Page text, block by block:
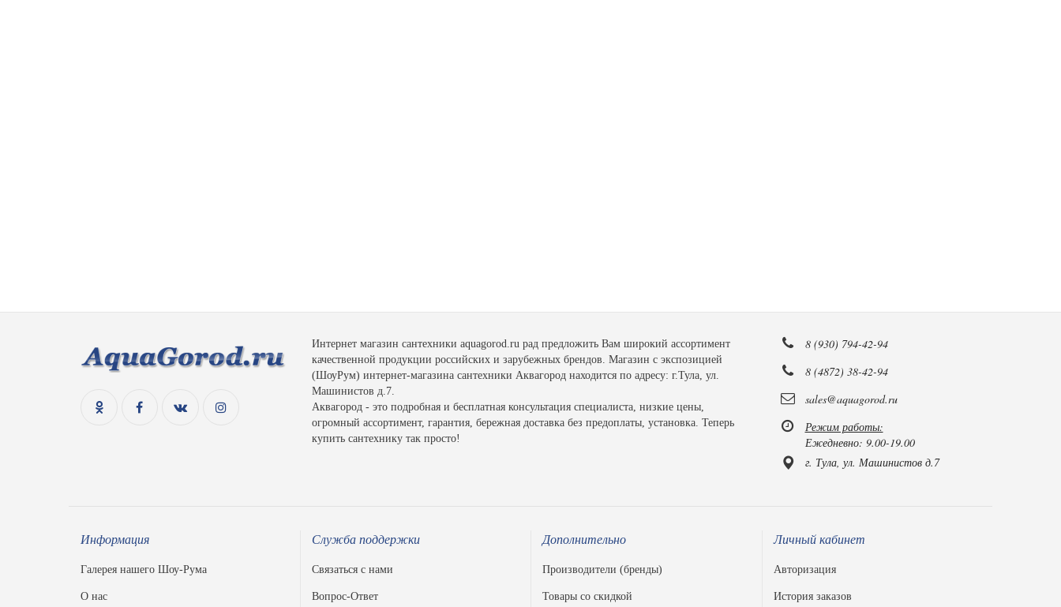
Интернет магазин сантехники aquagorod.ru рад предложить Вам широкий ассортимент
качественной продукции российских и зарубежных брендов. Магазин с экспозицией
(ШоуРум) интернет-магазина сантехники Аквагород находится по адресу: г.Тула, ул.
Машинистов д.7.
Аквагород - это подробная и бесплатная консультация специалиста, низкие цены,
огромный ассортимент, гарантия, бережная доставка без предоплаты, установка. Теперь
купить сантехнику так просто!
8 (930) 794-42-94
8 (4872) 38-42-94
sales@aquagorod.ru
Режим работы:
Ежедневно: 9.00-19.00
г. Тула, ул. Машинистов д.7
Информация
Галерея нашего Шоу-Рума
О нас
Служба поддержки
Связаться с нами
Вопрос-Ответ
Дополнительно
Производители (бренды)
Товары со скидкой
Личный кабинет
Авторизация
История заказов